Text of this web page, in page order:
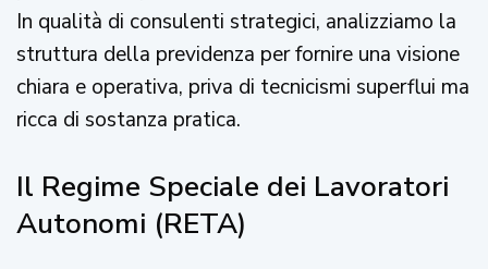
In qualità di consulenti strategici, analizziamo la
struttura della previdenza per fornire una visione
chiara e operativa, priva di tecnicismi superflui ma
ricca di sostanza pratica.
Il Regime Speciale dei Lavoratori
Autonomi (RETA)